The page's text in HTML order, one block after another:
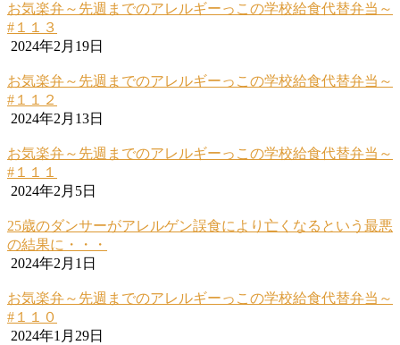
お気楽弁～先週までのアレルギーっこの学校給食代替弁当～
#１１３
2024年2月19日
お気楽弁～先週までのアレルギーっこの学校給食代替弁当～
#１１２
2024年2月13日
お気楽弁～先週までのアレルギーっこの学校給食代替弁当～
#１１１
2024年2月5日
25歳のダンサーがアレルゲン誤食により亡くなるという最悪
の結果に・・・
2024年2月1日
お気楽弁～先週までのアレルギーっこの学校給食代替弁当～
#１１０
2024年1月29日